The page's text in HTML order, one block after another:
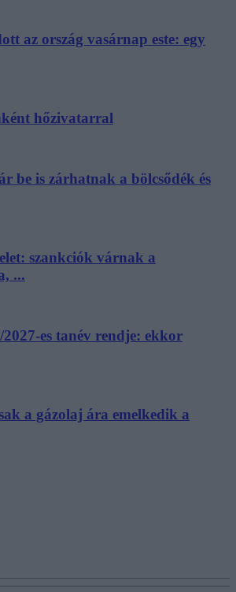
az ország vasárnap este: egy
hőzivatarral
be is zárhatnak a bölcsődék és
szankciók várnak a
...
es tanév rendje: ekkor
a gázolaj ára emelkedik a